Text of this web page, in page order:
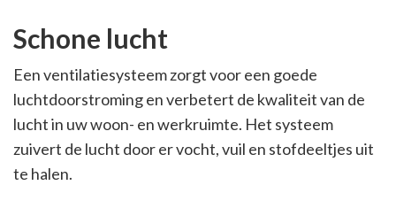
Schone lucht
Een ventilatiesysteem zorgt voor een goede
luchtdoorstroming en verbetert de kwaliteit van de
lucht in uw woon- en werkruimte. Het systeem
zuivert de lucht door er vocht, vuil en stofdeeltjes uit
te halen.